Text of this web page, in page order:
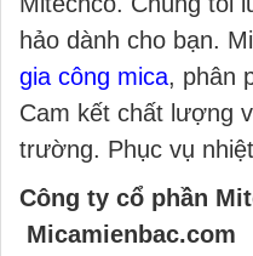
hảo dành cho bạn.
gia công mica, phân
Cam kết chất lượng
trường. Phục vụ
Công ty cổ phần
Micamienbac.com